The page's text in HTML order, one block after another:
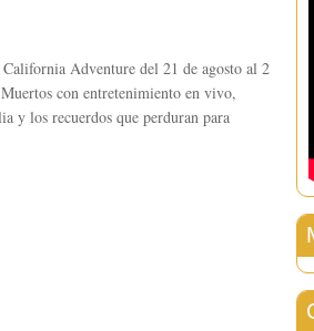
Adventure del 21 de agosto al 2
con entretenimiento en vivo,
y los recuerdos que perduran para